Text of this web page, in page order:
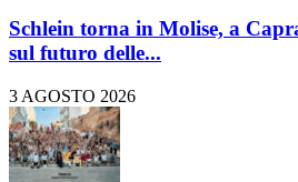
Schlein torna in Molise, a
sul futuro delle...
3 AGOSTO 2026